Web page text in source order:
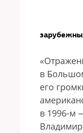
в
его
в 1996-м
Владимир